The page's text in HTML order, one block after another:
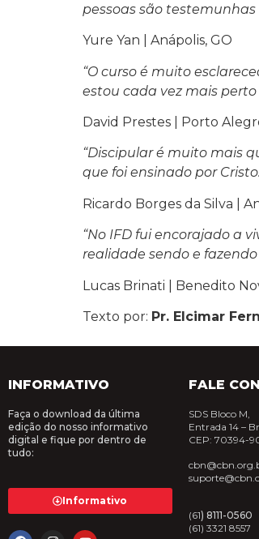
pessoas são
Yure Yan | Anápolis, GO
“O curso é muito
estou cada vez mais
David Prestes | Porto
“Discipular é muito mais
que foi ensinado por
Ricardo Borges da Silva |
“No IFD fui encorajado a
realidade sendo e fazendo
Lucas Brinati | Benedito
Texto por: Pr. Elcimar
INFORMATIVO
Faça o download da última
edição do nosso informativo
digital e fique por dentro de
tudo:
Informativo
FALE
SDS Bloco M,
Entrada 14 –
CEP: 70394-
(61) 8111-0560
(61) 3321 8557